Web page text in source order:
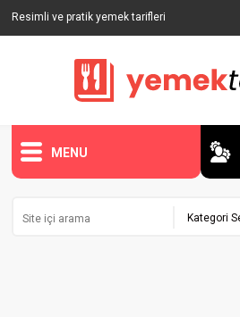
Resimli ve pratik yemek tarifleri
MENU